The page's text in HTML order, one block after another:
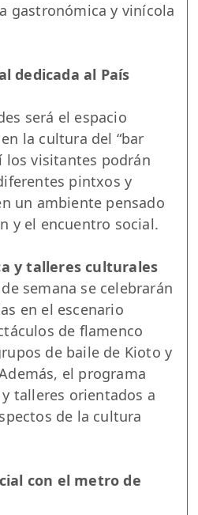
gastronómica y vinícola
dedicada al País
será el espacio
la cultura del “bar
los visitantes podrán
pintxos y
un ambiente pensado
y el encuentro social.
y talleres culturales
semana se celebrarán
en el escenario
de flamenco
de baile de Kioto y
el programa
talleres orientados a
de la cultura
con el metro de